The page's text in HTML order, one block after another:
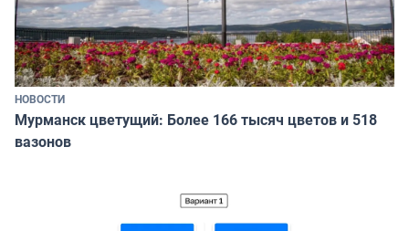
НОВОСТИ
Мурманск цветущий: Более 166 тысяч цветов и 518
вазонов